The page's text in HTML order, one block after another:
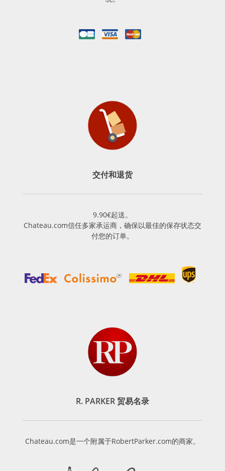
交付和退货
9.90€起送。
Chateau.com信任多家承运商，确保以最佳的保存状态交
付您的订单。
R. PARKER 贸易名录
Chateau.com是一个附属于RobertParker.com的商家。